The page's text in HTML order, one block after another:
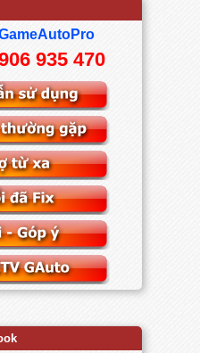
935 470